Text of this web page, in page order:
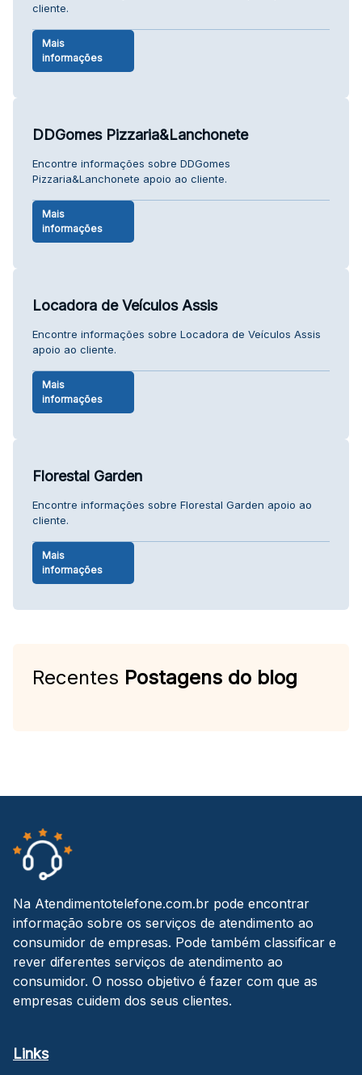
cliente.
Mais
informações
DDGomes Pizzaria&Lanchonete
Encontre informações sobre DDGomes
Pizzaria&Lanchonete apoio ao cliente.
Mais
informações
Locadora de Veículos Assis
Encontre informações sobre Locadora de Veículos Assis
apoio ao cliente.
Mais
informações
Florestal Garden
Encontre informações sobre Florestal Garden apoio ao
cliente.
Mais
informações
Recentes Postagens do blog
Na Atendimentotelefone.com.br pode encontrar
informação sobre os serviços de atendimento ao
consumidor de empresas. Pode também classificar e
rever diferentes serviços de atendimento ao
consumidor. O nosso objetivo é fazer com que as
empresas cuidem dos seus clientes.
Links